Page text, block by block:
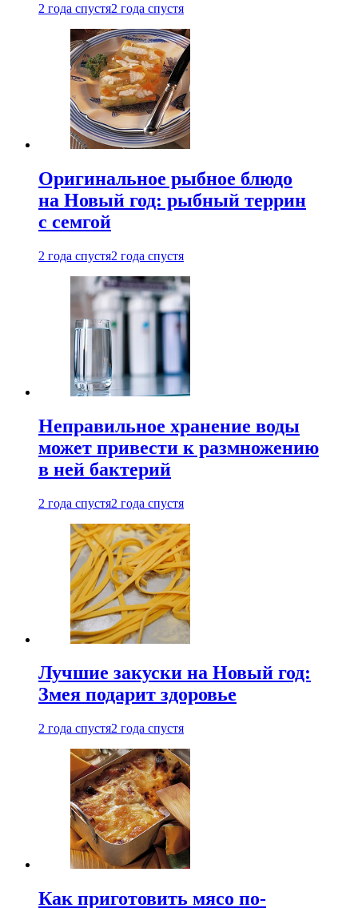
2 года спустя2 года спустя
Оригинальное рыбное блюдо
на Новый год: рыбный террин
с семгой
2 года спустя2 года спустя
Неправильное хранение воды
может привести к размножению
в ней бактерий
2 года спустя2 года спустя
Лучшие закуски на Новый год:
Змея подарит здоровье
2 года спустя2 года спустя
Как приготовить мясо по-